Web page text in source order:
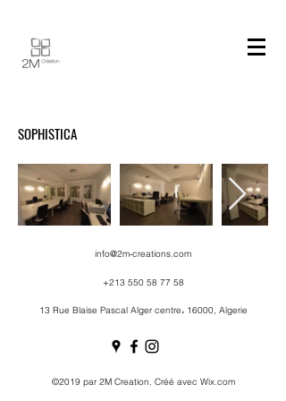
SOPHISTICA
info@2m-creations.com
+213 550 58 77 58
13 Rue Blaise Pascal Alger centre، 16000, Algerie
©2019 par 2M Creation. Créé avec Wix.com